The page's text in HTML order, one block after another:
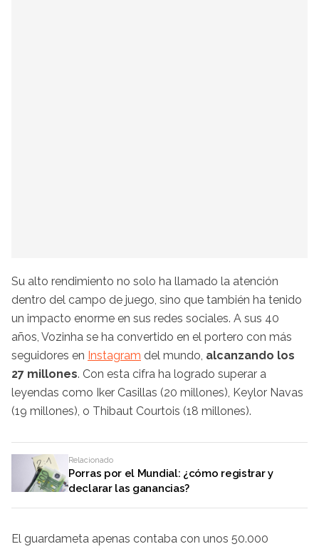
Su alto rendimiento no solo ha llamado la atención
dentro del campo de juego, sino que también ha tenido
un impacto enorme en sus redes sociales. A sus 40
años, Vozinha se ha convertido en el portero con más
seguidores en Instagram del mundo, alcanzando los
27 millones. Con esta cifra ha logrado superar a
leyendas como Iker Casillas (20 millones), Keylor Navas
(19 millones), o Thibaut Courtois (18 millones).
Relacionado
Porras por el Mundial: ¿cómo registrar y
declarar las ganancias?
El guardameta apenas contaba con unos 50.000